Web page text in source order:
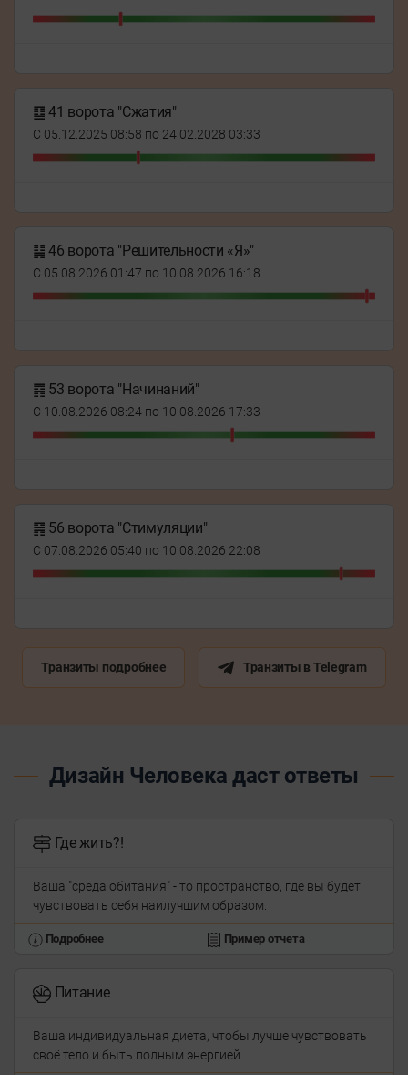
䷨ 41 ворота "Сжатия"
С 05.12.2025 08:58 по 24.02.2028 03:33
䷭ 46 ворота "Решительности «Я»"
С 05.08.2026 01:47 по 10.08.2026 16:18
䷴ 53 ворота "Начинаний"
С 10.08.2026 08:24 по 10.08.2026 17:33
䷷ 56 ворота "Стимуляции"
С 07.08.2026 05:40 по 10.08.2026 22:08
Транзиты подробнее Транзиты в Telegram
Дизайн Человека даст ответы
Где жить?!
Ваша "среда обитания" - то пространство, где вы будет
чувствовать себя наилучшим образом.
Подробнее Пример отчета
Питание
Ваша индивидуальная диета, чтобы лучше чувствовать
своё тело и быть полным энергией.